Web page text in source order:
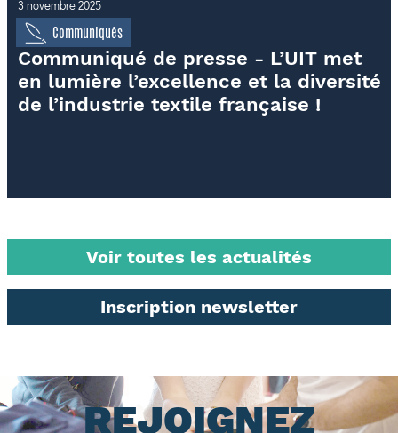
3 novembre 2025
Communiqués
Communiqué de presse - L’UIT met
en lumière l’excellence et la diversité
de l’industrie textile française !
Voir toutes les actualités
Inscription newsletter
REJOIGNEZ